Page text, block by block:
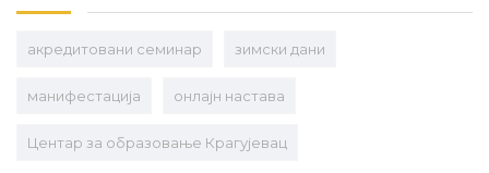
aкредитовани семинар зимски дани
манифестација онлајн настава
Центар за образовање Крагујевац